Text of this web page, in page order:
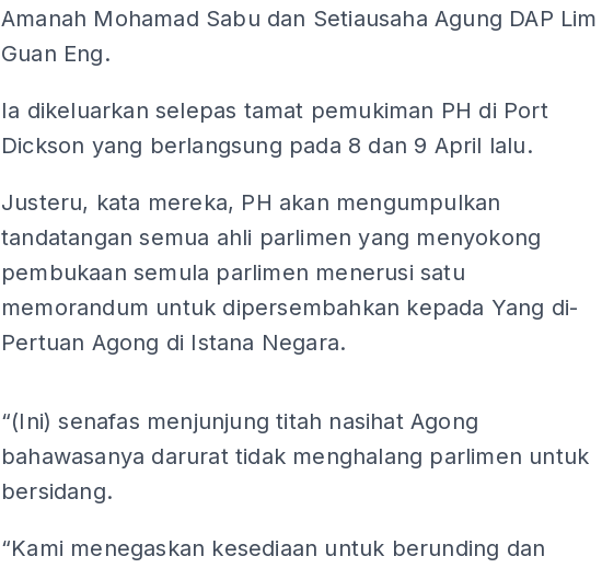
Amanah Mohamad Sabu dan Setiausaha Agung DAP Lim
Guan Eng.
Ia dikeluarkan selepas tamat pemukiman PH di Port
Dickson yang berlangsung pada 8 dan 9 April lalu.
Justeru, kata mereka, PH akan mengumpulkan
tandatangan semua ahli parlimen yang menyokong
pembukaan semula parlimen menerusi satu
memorandum untuk dipersembahkan kepada Yang di-
Pertuan Agong di Istana Negara.
“(Ini) senafas menjunjung titah nasihat Agong
bahawasanya darurat tidak menghalang parlimen untuk
bersidang.
“Kami menegaskan kesediaan untuk berunding dan